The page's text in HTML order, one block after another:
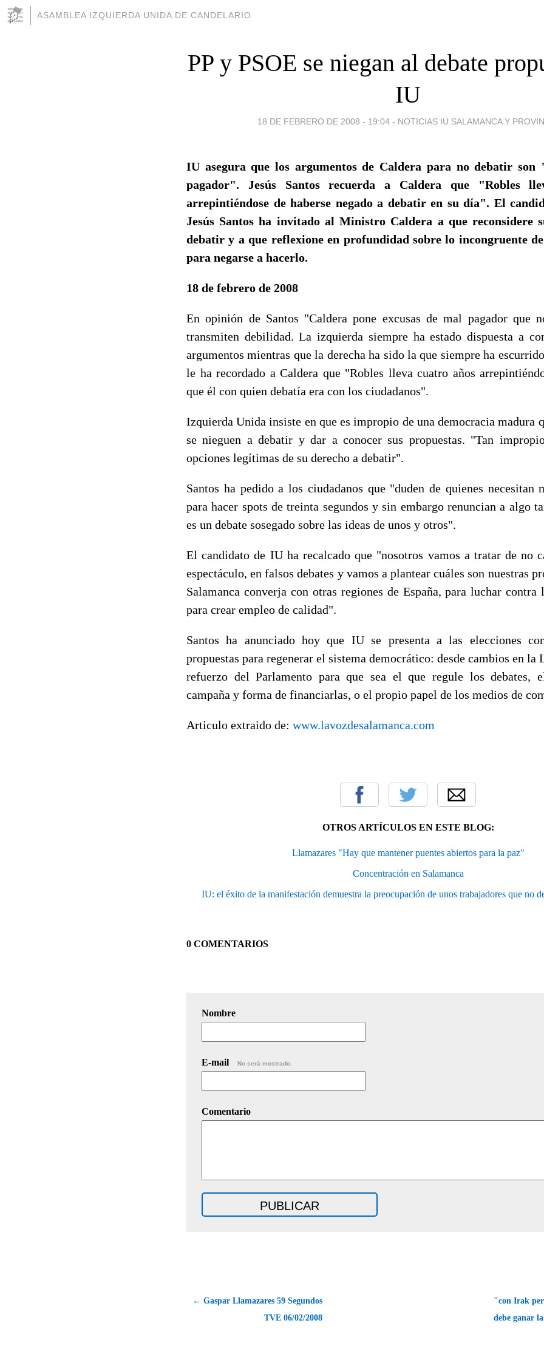
ASAMBLEA IZQUIERDA UNIDA DE CANDELARIO
PP y PSOE se niegan al debate
IU
18 DE FEBRERO DE 2008 - 19:04 - NOTICIAS IU SALAMANCA Y
IU asegura que los argumentos de Caldera para no debatir son
pagador". Jesús Santos recuerda a Caldera que "Robles
arrepintiéndose de haberse negado a debatir en su día". El
Jesús Santos ha invitado al Ministro Caldera a que reconsidere
debatir y a que reflexione en profundidad sobre lo incongruente
para negarse a hacerlo.
18 de febrero de 2008
En opinión de Santos "Caldera pone excusas de mal pagador que
transmiten debilidad. La izquierda siempre ha estado dispuesta a
argumentos mientras que la derecha ha sido la que siempre ha
le ha recordado a Caldera que "Robles lleva cuatro años
que él con quien debatía era con los ciudadanos".
Izquierda Unida insiste en que es impropio de una democracia madura
se nieguen a debatir y dar a conocer sus propuestas. "Tan
opciones legítimas de su derecho a debatir".
Santos ha pedido a los ciudadanos que "duden de quienes necesitan
para hacer spots de treinta segundos y sin embargo renuncian a algo
es un debate sosegado sobre las ideas de unos y otros".
El candidato de IU ha recalcado que "nosotros vamos a tratar de no
espectáculo, en falsos debates y vamos a plantear cuáles son nuestras
Salamanca converja con otras regiones de España, para luchar contra
para crear empleo de calidad".
Santos ha anunciado hoy que IU se presenta a las elecciones
propuestas para regenerar el sistema democrático: desde cambios en la
refuerzo del Parlamento para que sea el que regule los debates,
campaña y forma de financiarlas, o el propio papel de los medios de
Articulo extraido de: www.lavozdesalamanca.com
OTROS ARTÍCULOS EN ESTE BLOG:
Llamazares "Hay que mantener puentes abiertos para la paz"
Concentración en Salamanca
IU: el éxito de la manifestación demuestra la preocupación de unos trabajadores que no
0 COMENTARIOS
Nombre
E-mail No será mostrado.
Comentario
← Gaspar Llamazares 59 Segundos
TVE 06/02/2008
"con Irak
debe ganar